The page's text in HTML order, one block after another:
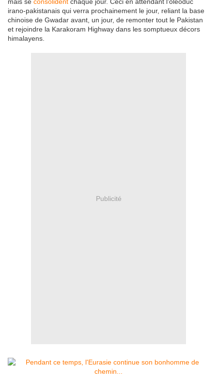
irano-pakistanais qui verra prochainement le jour, reliant la base
chinoise de Gwadar avant, un jour, de remonter tout le Pakistan
et rejoindre la Karakoram Highway dans les somptueux décors
himalayens.
Publicité